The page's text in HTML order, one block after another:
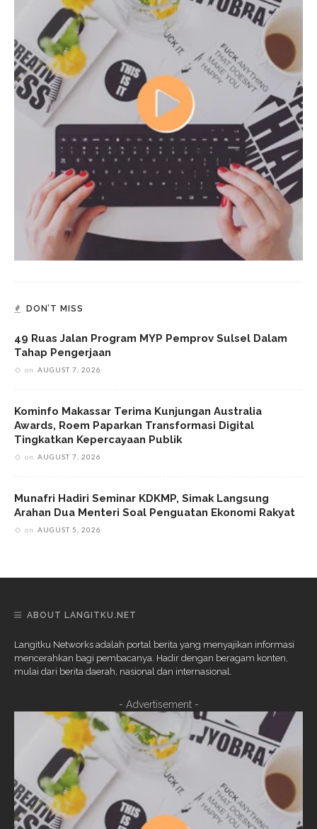
DON’T MISS
49 Ruas Jalan Program MYP Pemprov Sulsel Dalam
Tahap Pengerjaan
on AUGUST 7, 2026
Kominfo Makassar Terima Kunjungan Australia
Awards, Roem Paparkan Transformasi Digital
Tingkatkan Kepercayaan Publik
on AUGUST 7, 2026
Munafri Hadiri Seminar KDKMP, Simak Langsung
Arahan Dua Menteri Soal Penguatan Ekonomi Rakyat
on AUGUST 5, 2026
ABOUT LANGITKU.NET
Langitku Networks adalah portal berita yang menyajikan informasi
mencerahkan bagi pembacanya. Hadir dengan beragam konten,
mulai dari berita daerah, nasional dan internasional.
- Advertisement -